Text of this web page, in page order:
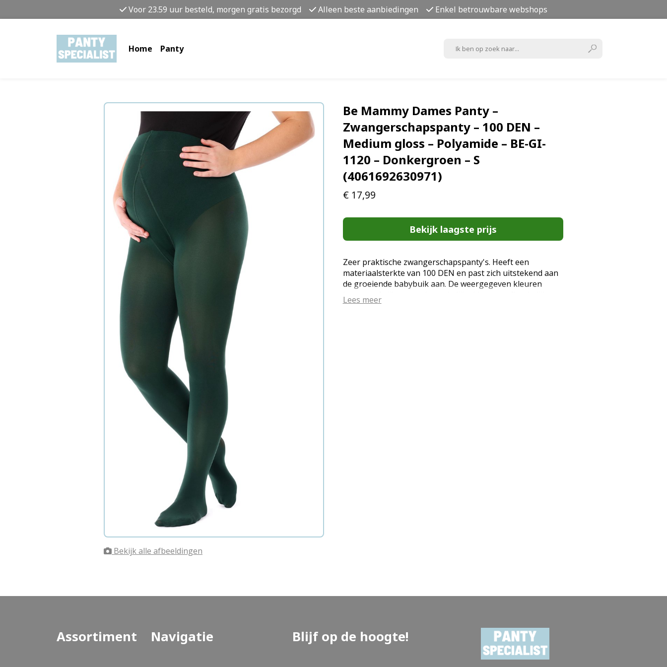
Voor 23.59 uur besteld, morgen gratis bezorgd Alleen beste aanbiedingen Enkel betrouwbare webshops
Home Panty
Bekijk alle afbeeldingen
Be Mammy Dames Panty –
Zwangerschapspanty – 100 DEN –
Medium gloss – Polyamide – BE-GI-
1120 – Donkergroen – S
(4061692630971)
€ 17,99
Bekijk laagste prijs
Zeer praktische zwangerschapspanty's. Heeft een
materiaalsterkte van 100 DEN en past zich uitstekend aan
de groeiende babybuik aan. De weergegeven kleuren
kunnen afwijken van de werkelijke kleuren, afhankelijk van
de parameters van uw scherm. Zwangerschapspanty; 100
Lees meer
Assortiment Navigatie Blijf op de hoogte!